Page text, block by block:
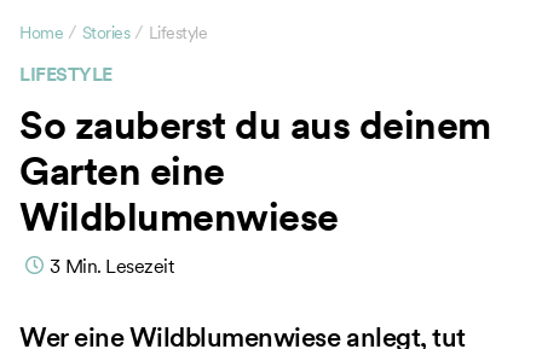
LIFESTYLE
Home / Stories / Lifestyle
So zauberst du aus deinem
Garten eine
Wildblumenwiese
3 Min. Lesezeit
Wer eine Wildblumenwiese anlegt, tut